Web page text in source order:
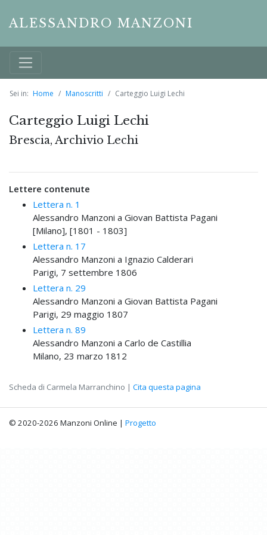
ALESSANDRO MANZONI
Sei in: Home Manoscritti Carteggio Luigi Lechi
Carteggio Luigi Lechi
Brescia, Archivio Lechi
Lettere contenute
Lettera n. 1
Alessandro Manzoni a Giovan Battista Pagani
[Milano], [1801 - 1803]
Lettera n. 17
Alessandro Manzoni a Ignazio Calderari
Parigi, 7 settembre 1806
Lettera n. 29
Alessandro Manzoni a Giovan Battista Pagani
Parigi, 29 maggio 1807
Lettera n. 89
Alessandro Manzoni a Carlo de Castillia
Milano, 23 marzo 1812
Scheda di Carmela Marranchino | Cita questa pagina
© 2020-2026 Manzoni Online | Progetto